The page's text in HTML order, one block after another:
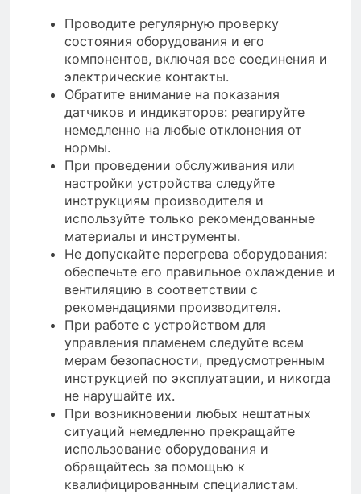
Проводите регулярную проверку
состояния оборудования и его
компонентов, включая все соединения и
электрические контакты.
Обратите внимание на показания
датчиков и индикаторов: реагируйте
немедленно на любые отклонения от
нормы.
При проведении обслуживания или
настройки устройства следуйте
инструкциям производителя и
используйте только рекомендованные
материалы и инструменты.
Не допускайте перегрева оборудования:
обеспечьте его правильное охлаждение и
вентиляцию в соответствии с
рекомендациями производителя.
При работе с устройством для
управления пламенем следуйте всем
мерам безопасности, предусмотренным
инструкцией по эксплуатации, и никогда
не нарушайте их.
При возникновении любых нештатных
ситуаций немедленно прекращайте
использование оборудования и
обращайтесь за помощью к
квалифицированным специалистам.